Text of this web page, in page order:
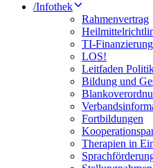
/Infothek
Rahmenvertrag
TI-
LOS!
Leitfaden
Bildung und
Fortbildungen
Therapien in